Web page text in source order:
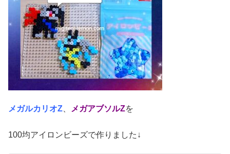
メガルカリオZ、 メガアブソルZを
100均アイロンビーズで作りました↓